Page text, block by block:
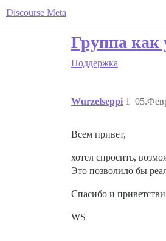
Discourse Meta
Группа как
Поддержка
Wurzelseppi 1
Всем привет,
хотел спросить,
Это позволило бы
Спасибо и
WS